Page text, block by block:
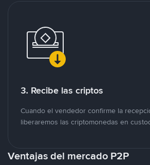
3. Recibe las criptos
Cuando el vendedor confirme la
liberaremos las criptomonedas en
Ventajas del mercado P2P